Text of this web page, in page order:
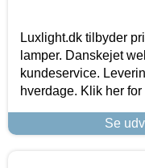
Luxlight.dk tilbyder
lamper. Danskejet
kundeservice.
hverdage. Klik her
Se